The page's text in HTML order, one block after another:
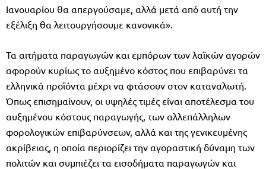
Ιανουαρίου θα απεργούσαμε, αλλά μετά από αυτή την
εξέλιξη θα λειτουργήσουμε κανονικά».
Τα αιτήματα παραγωγών και εμπόρων των λαϊκών αγορών
αφορούν κυρίως το αυξημένο κόστος που επιβαρύνει τα
ελληνικά προϊόντα μέχρι να φτάσουν στον καταναλωτή.
Όπως επισημαίνουν, οι υψηλές τιμές είναι αποτέλεσμα του
αυξημένου κόστους παραγωγής, των αλλεπάλληλων
φορολογικών επιβαρύνσεων, αλλά και της γενικευμένης
ακρίβειας, η οποία περιορίζει την αγοραστική δύναμη των
πολιτών και συμπιέζει τα εισοδήματα παραγωγών και